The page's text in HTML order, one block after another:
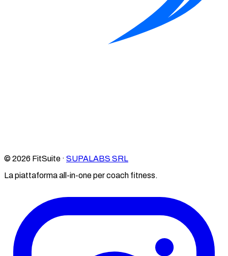
© 2026 FitSuite · SUPALABS SRL
La piattaforma all-in-one per coach fitness.